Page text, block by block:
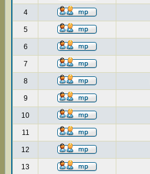
4
5
6
7
8
9
10
11
12
13